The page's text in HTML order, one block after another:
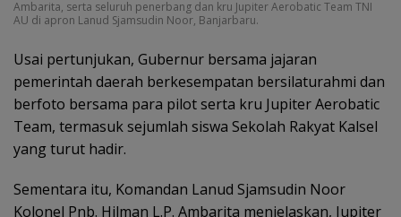
Ambarita, serta seluruh penerbang dan kru Jupiter Aerobatic Team TNI
AU di apron Lanud Sjamsudin Noor, Banjarbaru.
Usai pertunjukan, Gubernur bersama jajaran
pemerintah daerah berkesempatan bersilaturahmi dan
berfoto bersama para pilot serta kru Jupiter Aerobatic
Team, termasuk sejumlah siswa Sekolah Rakyat Kalsel
yang turut hadir.
Sementara itu, Komandan Lanud Sjamsudin Noor
Kolonel Pnb. Hilman L.P. Ambarita menjelaskan, Jupiter